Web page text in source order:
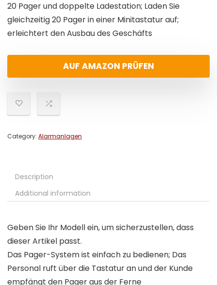
20 Pager und doppelte Ladestation; Laden Sie
gleichzeitig 20 Pager in einer Minitastatur auf;
erleichtert den Ausbau des Geschäfts
AUF AMAZON PRÜFEN
Category: Alarmanlagen
Description
Additional information
Geben Sie Ihr Modell ein, um sicherzustellen, dass
dieser Artikel passt.
Das Pager-System ist einfach zu bedienen; Das
Personal ruft über die Tastatur an und der Kunde
empfängt den Pager aus der Ferne